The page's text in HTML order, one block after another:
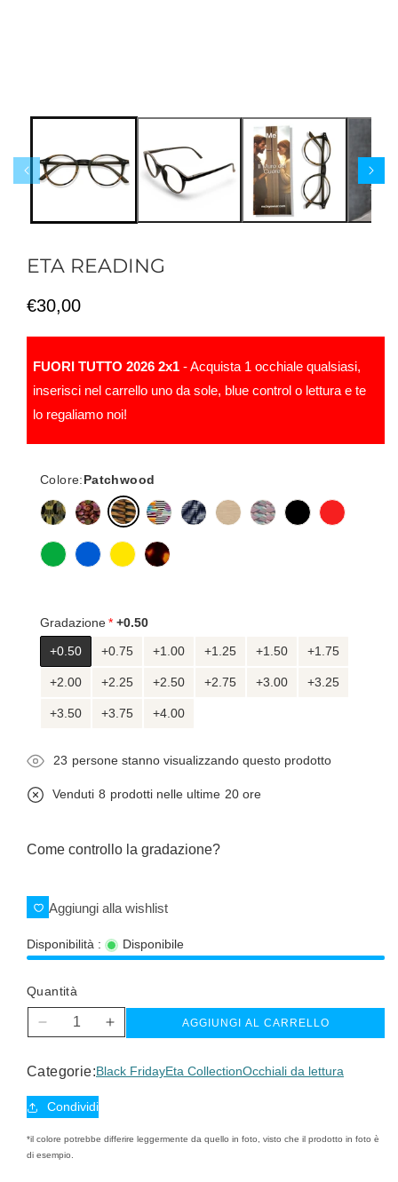
ETA READING
Prezzo
di
listino
€30,00
FUORI TUTTO 2026 2x1 - Acquista 1 occhiale qualsiasi,
inserisci nel carrello uno da sole, blue control o lettura e te
lo regaliamo noi!
Colore:Patchwood
Gradazione
+0.50
+0.50
+0.75 +1.00 +1.25 +1.50 +1.75
+2.00 +2.25 +2.50 +2.75 +3.00 +3.25
+3.50 +3.75 +4.00
25 persone stanno visualizzando questo prodotto
Venduti 8 prodotti nelle ultime 20 ore
Come controllo la gradazione?
Aggiungi alla wishlist
Disponibilità : Disponibile
Quantità
Diminuisci
per
reading
Aumenta
per
AGGIUNGI AL CARRELLO
Categorie:Black FridayEta CollectionOcchiali da lettura
Condividi
*il colore potrebbe differire leggermente da quello in foto, visto che il prodotto in foto è
di esempio.